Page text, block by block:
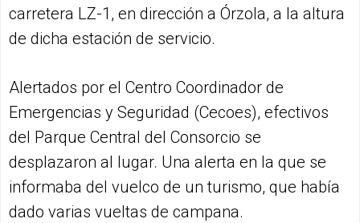
carretera LZ-1, en dirección a Órzola, a la altura
de dicha estación de servicio.
Alertados por el Centro Coordinador de
Emergencias y Seguridad (Cecoes), efectivos
del Parque Central del Consorcio se
desplazaron al lugar. Una alerta en la que se
informaba del vuelco de un turismo, que había
dado varias vueltas de campana.